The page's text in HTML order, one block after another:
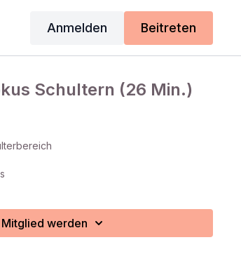
Anmelden Beitreten
Schultern (26 Min.)
werden